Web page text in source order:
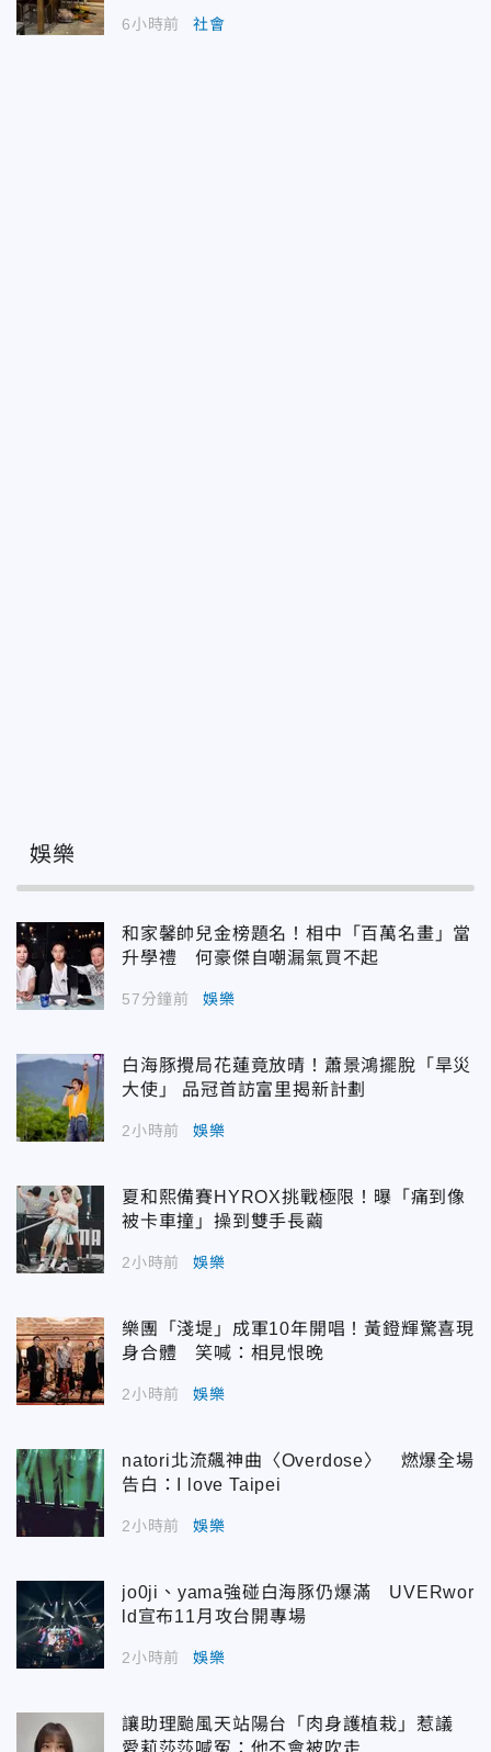
6小時前 社會
娛樂
和家馨帥兒金榜題名！相中「百萬名畫」當
升學禮 何豪傑自嘲漏氣買不起
57分鐘前 娛樂
白海豚攪局花蓮竟放晴！蕭景鴻擺脫「旱災
大使」 品冠首訪富里揭新計劃
2小時前 娛樂
夏和熙備賽HYROX挑戰極限！曝「痛到像
被卡車撞」操到雙手長繭
2小時前 娛樂
樂團「淺堤」成軍10年開唱！黃鐙輝驚喜現
身合體 笑喊：相見恨晚
2小時前 娛樂
natori北流飆神曲〈Overdose〉 燃爆全場
告白：I love Taipei
2小時前 娛樂
jo0ji、yama強碰白海豚仍爆滿 UVERwor
ld宣布11月攻台開專場
2小時前 娛樂
讓助理颱風天站陽台「肉身護植栽」惹議
愛莉莎莎喊冤：他不會被吹走